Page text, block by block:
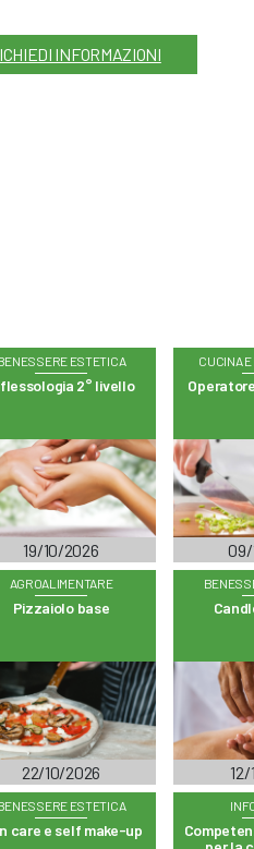
INFORMAZIONI
ESTETICA
2° livello
19/10/2026
CUCINA
09/
AGROALIMENTARE
Pizzaiolo base
22/10/2026
ESTETICA
care e self make-up